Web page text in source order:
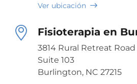
Ver ubicación
Fisioterapia en
3814 Rural Retreat Road
Suite 103
Burlington, NC 27215